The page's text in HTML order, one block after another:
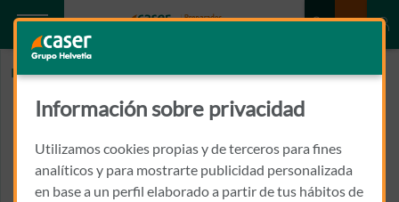
Inicio PARIENTE LOPEZ, MARGARITA
PARIENTE LOPEZ, MARGARITA
46450 - BENIFAIO
Información sobre privacidad
Utilizamos cookies propias y de terceros para fines
analíticos y para mostrarte publicidad personalizada
en base a un perfil elaborado a partir de tus hábitos de